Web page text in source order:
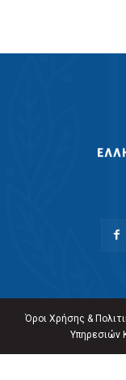
Όροι Χρήσης &
Υπηρεσιών